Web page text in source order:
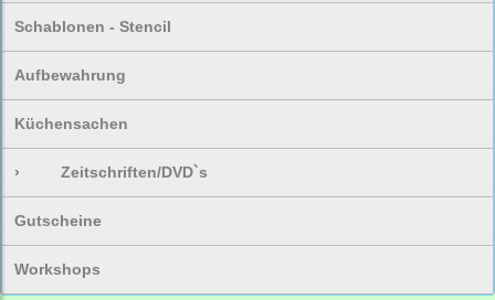
Schablonen - Stencil
Aufbewahrung
Küchensachen
› Zeitschriften/DVD`s
Gutscheine
Workshops